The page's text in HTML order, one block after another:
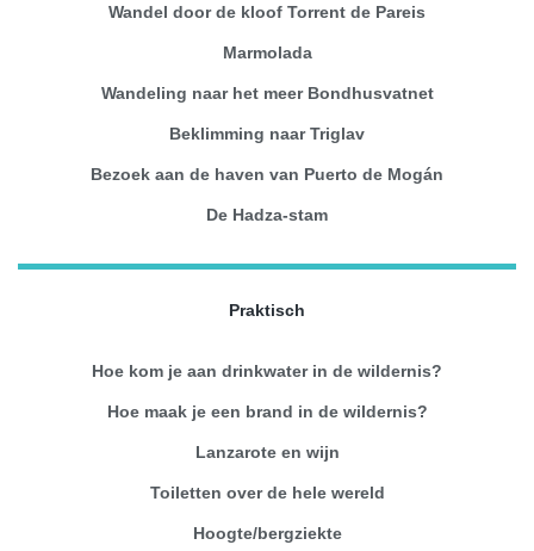
Wandel door de kloof Torrent de Pareis
Marmolada
Wandeling naar het meer Bondhusvatnet
Beklimming naar Triglav
Bezoek aan de haven van Puerto de Mogán
De Hadza-stam
Praktisch
Hoe kom je aan drinkwater in de wildernis?
Hoe maak je een brand in de wildernis?
Lanzarote en wijn
Toiletten over de hele wereld
Hoogte/bergziekte